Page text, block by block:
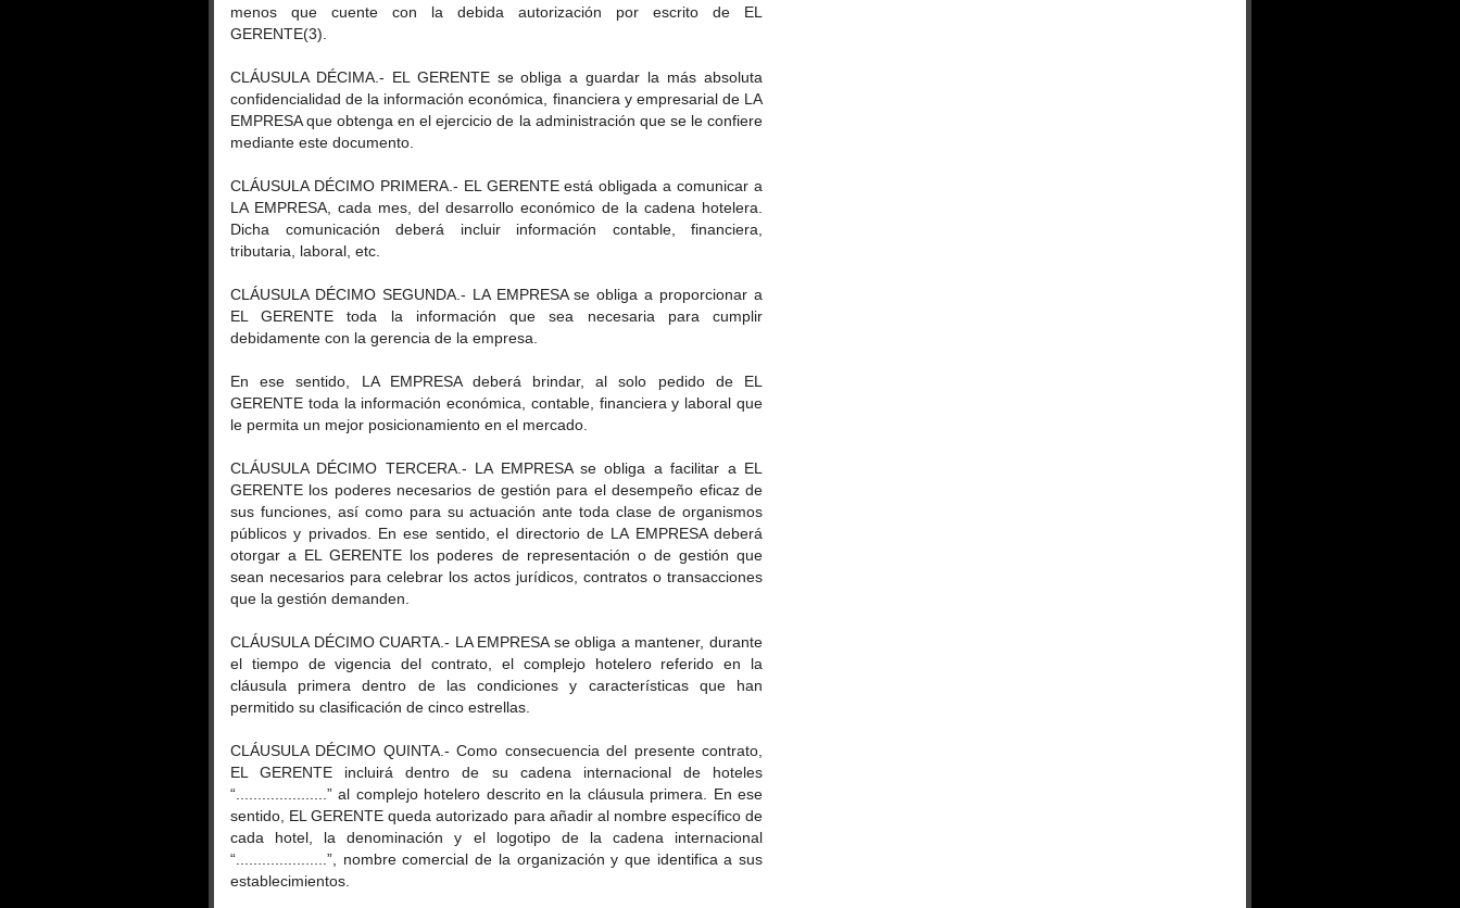
menos que cuente con la debida autorización por escrito de EL
GERENTE(3).
CLÁUSULA DÉCIMA.- EL GERENTE se obliga a guardar la más absoluta
confidencialidad de la información económica, financiera y empresarial de LA
EMPRESA que obtenga en el ejercicio de la administración que se le confiere
mediante este documento.
CLÁUSULA DÉCIMO PRIMERA.- EL GERENTE está obligada a comunicar a
LA EMPRESA, cada mes, del desarrollo económico de la cadena hotelera.
Dicha comunicación deberá incluir información contable, financiera,
tributaria, laboral, etc.
CLÁUSULA DÉCIMO SEGUNDA.- LA EMPRESA se obliga a proporcionar a
EL GERENTE toda la información que sea necesaria para cumplir
debidamente con la gerencia de la empresa.
En ese sentido, LA EMPRESA deberá brindar, al solo pedido de EL
GERENTE toda la información económica, contable, financiera y laboral que
le permita un mejor posicionamiento en el mercado.
CLÁUSULA DÉCIMO TERCERA.- LA EMPRESA se obliga a facilitar a EL
GERENTE los poderes necesarios de gestión para el desempeño eficaz de
sus funciones, así como para su actuación ante toda clase de organismos
públicos y privados. En ese sentido, el directorio de LA EMPRESA deberá
otorgar a EL GERENTE los poderes de representación o de gestión que
sean necesarios para celebrar los actos jurídicos, contratos o transacciones
que la gestión demanden.
CLÁUSULA DÉCIMO CUARTA.- LA EMPRESA se obliga a mantener, durante
el tiempo de vigencia del contrato, el complejo hotelero referido en la
cláusula primera dentro de las condiciones y características que han
permitido su clasificación de cinco estrellas.
CLÁUSULA DÉCIMO QUINTA.- Como consecuencia del presente contrato,
EL GERENTE incluirá dentro de su cadena internacional de hoteles
“.....................” al complejo hotelero descrito en la cláusula primera. En ese
sentido, EL GERENTE queda autorizado para añadir al nombre específico de
cada hotel, la denominación y el logotipo de la cadena internacional
“.....................”, nombre comercial de la organización y que identifica a sus
establecimientos.